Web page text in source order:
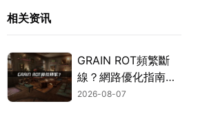
相关资讯
GRAIN ROT頻繁斷
線？網路優化指南一
次搞定！
2026-08-07